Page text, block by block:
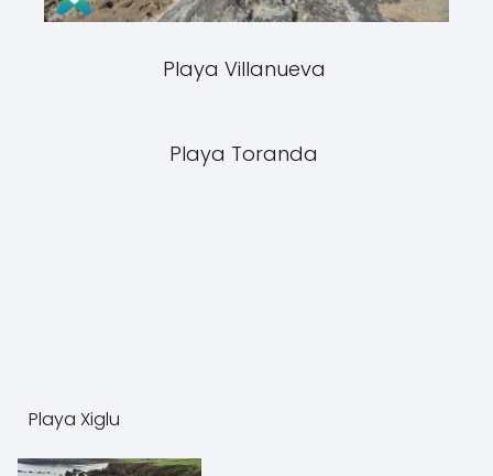
Playa Villanueva
Playa Toranda
Playa Xiglu